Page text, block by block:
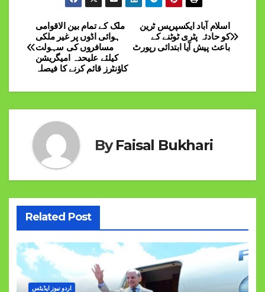
Post
navigation
اسلام آباد ایکسپریس ٹرین
کو حادثہ پٹری ٹوٹنے کے
باعث پیش آیا ابتدائی رپورٹ
ملک کے تمام بین الاقوامی
ہوائی اڈوں پر غیر ملکی
مسافروں کی سہولت
کیلئے علیحدہ امیگریشن
کاؤنٹرز قائم کرنے کا فیصلہ
ByFaisal Bukhari
Related Post
اردو نیوز اپڈیٹس